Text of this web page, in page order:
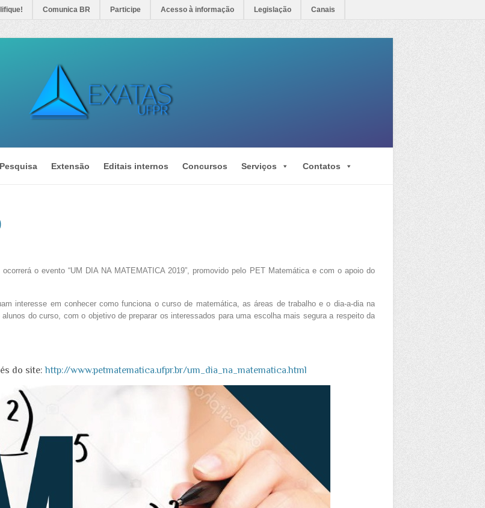
Comunica BR Participe Acesso à informação Legislação Canais
Pesquisa Extensão Editais internos Concursos Serviços Contatos
o evento “UM DIA NA MATEMATICA 2019”, promovido pelo PET Matemática e com o apoio do
interesse em conhecer como funciona o curso de matemática, as áreas de trabalho e o dia-a-dia na
do curso, com o objetivo de preparar os interessados para uma escolha mais segura a respeito da
do site:http://www.petmatematica.ufpr.br/um_dia_na_matematica.html